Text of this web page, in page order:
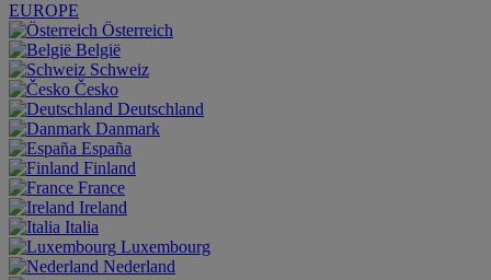
EUROPE
Österreich
België
Schweiz
Česko
Deutschland
Danmark
España
Finland
France
Ireland
Italia
Luxembourg
Nederland